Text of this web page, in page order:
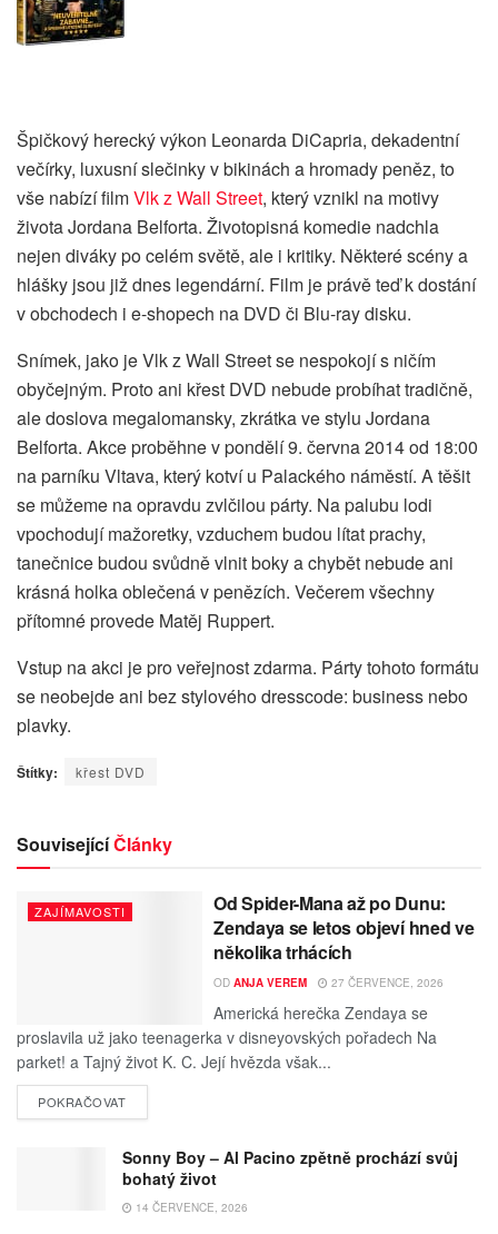
Špičkový herecký výkon Leonarda DiCapria, dekadentní
večírky, luxusní slečinky v bikinách a hromady peněz, to
vše nabízí filmVlk z Wall Street, který vznikl na motivy
života Jordana Belforta. Životopisná komedie nadchla
nejen diváky po celém světě, ale i kritiky. Některé scény a
hlášky jsou již dnes legendární. Film je právě teď k dostání
v obchodech i e-shopech na DVD či Blu-ray disku.
Snímek, jako je Vlk z Wall Street se nespokojí s ničím
obyčejným. Proto ani křest DVD nebude probíhat tradičně,
ale doslova megalomansky, zkrátka ve stylu Jordana
Belforta. Akce proběhne v pondělí 9. června 2014 od 18:00
na parníku Vltava, který kotví u Palackého náměstí. A těšit
se můžeme na opravdu zvlčilou párty. Na palubu lodi
vpochodují mažoretky, vzduchem budou lítat prachy,
tanečnice budou svůdně vlnit boky a chybět nebude ani
krásná holka oblečená v penězích. Večerem všechny
přítomné provede Matěj Ruppert.
Vstup na akci je pro veřejnost zdarma. Párty tohoto formátu
se neobejde ani bez stylového dresscode: business nebo
plavky.
Štítky: křest DVD
SouvisejícíČlánky
ZAJÍMAVOSTI
Od Spider-Mana až po Dunu:
Zendaya se letos objeví hned ve
několika trhácích
OD ANJA VEREM 27 ČERVENCE, 2026
Americká herečka Zendaya se
proslavila už jako teenagerka v disneyovských pořadech Na
parket! a Tajný život K. C. Její hvězda však...
POKRAČOVAT
Sonny Boy – Al Pacino zpětně prochází svůj
bohatý život
14 ČERVENCE, 2026